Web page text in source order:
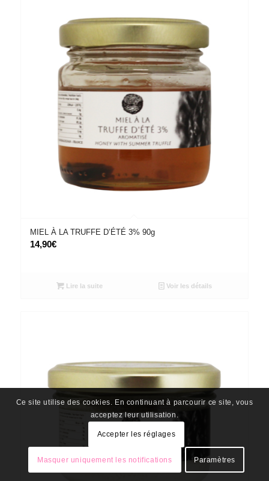
MIEL À LA TRUFFE D’ÉTÉ 3% 90g
14,90€
Lire la suite Voir les détails
Ce site utilise des cookies. En continuant à parcourir ce site, vous
acceptez leur utilisation.
Accepter les réglages
Masquer uniquement les notifications Paramètres